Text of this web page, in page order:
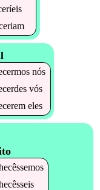
nós
vós
eles